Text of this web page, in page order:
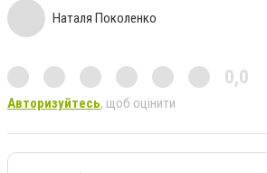
Наталя Поколенко
0,0
Авторизуйтесь, щоб оцінити